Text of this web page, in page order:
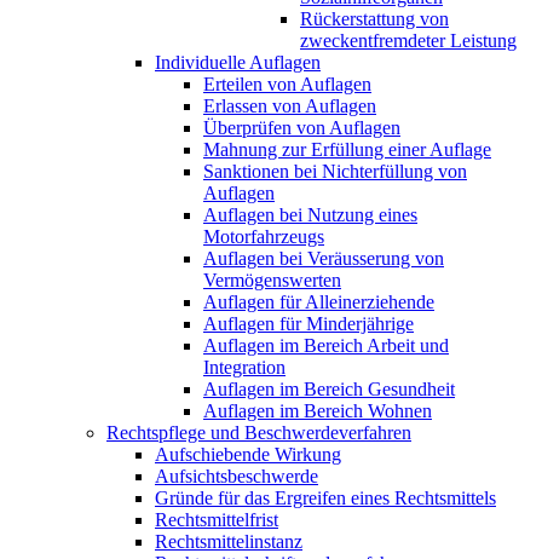
Rückerstattung von
zweckentfremdeter Leistung
Individuelle Auflagen
Erteilen von Auflagen
Erlassen von Auflagen
Überprüfen von Auflagen
Mahnung zur Erfüllung einer Auflage
Sanktionen bei Nichterfüllung von
Auflagen
Auflagen bei Nutzung eines
Motorfahrzeugs
Auflagen bei Veräusserung von
Vermögenswerten
Auflagen für Alleinerziehende
Auflagen für Minderjährige
Auflagen im Bereich Arbeit und
Integration
Auflagen im Bereich Gesundheit
Auflagen im Bereich Wohnen
Rechtspflege und Beschwerdeverfahren
Aufschiebende Wirkung
Aufsichtsbeschwerde
Gründe für das Ergreifen eines Rechtsmittels
Rechtsmittelfrist
Rechtsmittelinstanz